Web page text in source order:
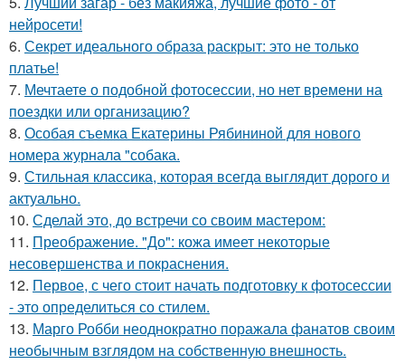
нейросети!
6. Секрет идеального образа раскрыт: это не только
платье!
7. Мечтаете о подобной фотосессии, но нет времени на
поездки или организацию?
8. Особая съемка Екатерины Рябининой для нового
номера журнала "собака.
9. Стильная классика, которая всегда выглядит дорого и
актуально.
10. Сделай это, до встречи со своим мастером:
11. Преображение. "До": кожа имеет некоторые
несовершенства и покраснения.
12. Первое, с чего стоит начать подготовку к фотосессии
- это определиться со стилем.
13. Марго Робби неоднократно поражала фанатов своим
необычным взглядом на собственную внешность.